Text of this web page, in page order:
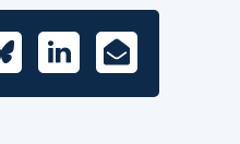
LinkedIn
E-
Mail